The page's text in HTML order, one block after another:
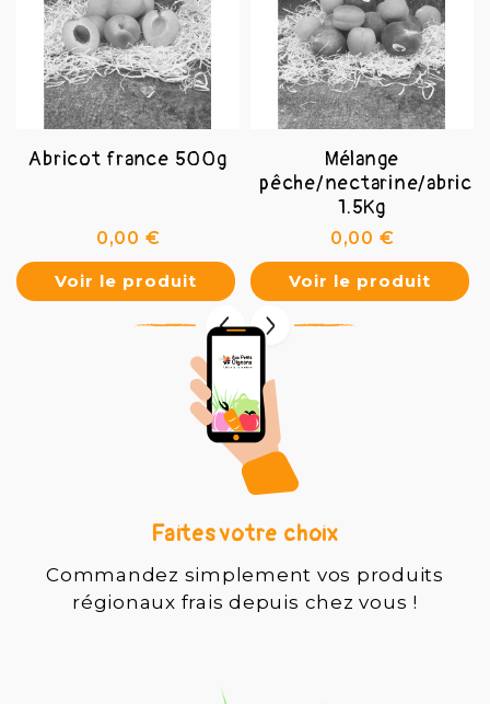
Abricot france 500g
0,00 €Prix
Voir le produit
Mélange
pêche/nectarine/
1.5Kg
0,00 €Prix
Voir le produit
Faites votre choix
Commandez simplement vos produits
régionaux frais depuis chez vous !